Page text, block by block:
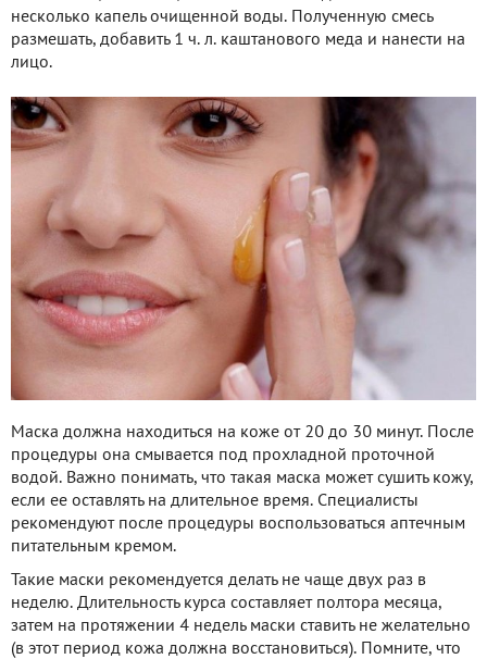
несколько капель очищенной воды. Полученную смесь
размешать, добавить 1 ч. л. каштанового меда и нанести на
лицо.
Маска должна находиться на коже от 20 до 30 минут. После
процедуры она смывается под прохладной проточной
водой. Важно понимать, что такая маска может сушить кожу,
если ее оставлять на длительное время. Специалисты
рекомендуют после процедуры воспользоваться аптечным
питательным кремом.
Такие маски рекомендуется делать не чаще двух раз в
неделю. Длительность курса составляет полтора месяца,
затем на протяжении 4 недель маски ставить не желательно
(в этот период кожа должна восстановиться). Помните, что